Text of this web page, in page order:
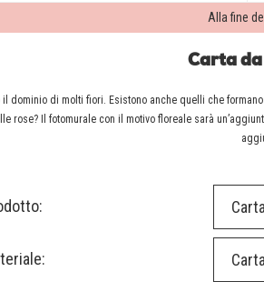
Alla fine
Carta
il dominio di molti fiori. Esistono anche quelli che
rose? Il fotomurale con il motivo floreale sarà